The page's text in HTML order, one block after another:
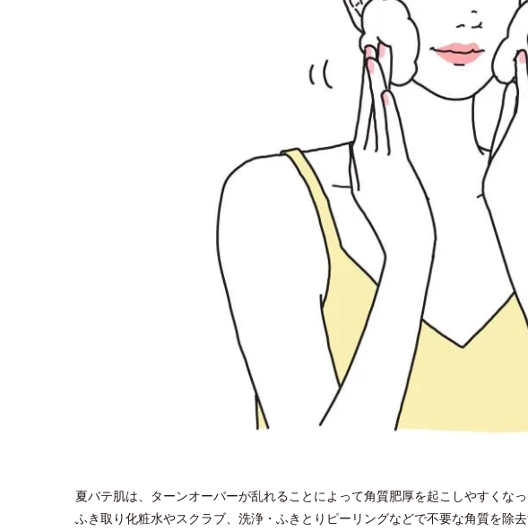
夏バテ肌は、ターンオーバーが乱れることによって角質肥厚を起こしやすくな
ふき取り化粧水やスクラブ、洗浄・ふきとりピーリングなどで不要な角質を除